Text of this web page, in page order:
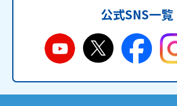
公式SNS一覧